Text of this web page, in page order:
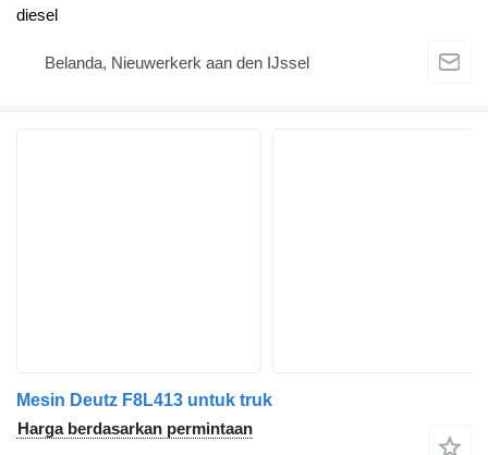
diesel
Belanda, Nieuwerkerk aan den IJssel
Mesin Deutz F8L413 untuk truk
Harga berdasarkan permintaan